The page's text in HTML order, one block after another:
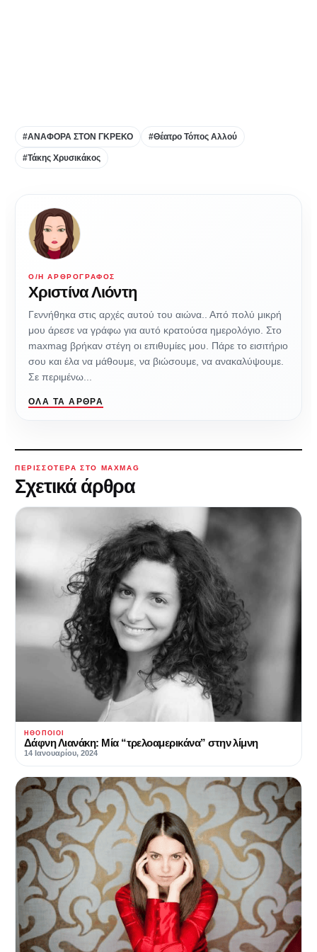
#ΑΝΑΦΟΡΑ ΣΤΟΝ ΓΚΡΕΚΟ #Θέατρο Τόπος Αλλού
#Τάκης Χρυσικάκος
Ο/Η ΑΡΘΡΟΓΡΆΦΟΣ
Χριστίνα Λιόντη
Γεννήθηκα στις αρχές αυτού του αιώνα.. Από πολύ μικρή
μου άρεσε να γράφω για αυτό κρατούσα ημερολόγιο. Στο
maxmag βρήκαν στέγη οι επιθυμίες μου. Πάρε το εισιτήριο
σου και έλα να μάθουμε, να βιώσουμε, να ανακαλύψουμε.
Σε περιμένω...
ΌΛΑ ΤΑ ΆΡΘΡΑ
ΠΕΡΙΣΣΌΤΕΡΑ ΣΤΟ MAXMAG
Σχετικά άρθρα
ΗΘΟΠΟΙΟΊ
Δάφνη Λιανάκη: Μία “τρελοαμερικάνα” στην λίμνη
14 Ιανουαρίου, 2024